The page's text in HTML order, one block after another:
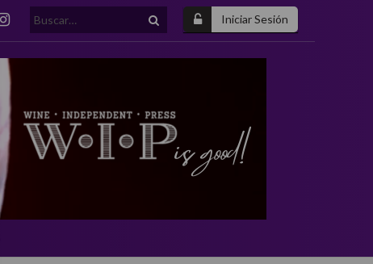
Iniciar Sesión
Buscar: